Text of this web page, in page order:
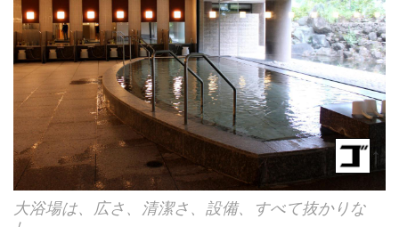
大浴場は、広さ、清潔さ、設備、すべて抜かりな
↑